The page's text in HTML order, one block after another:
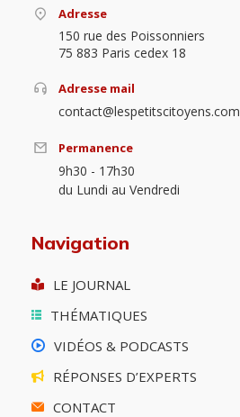
Adresse
150 rue des Poissonniers
75 883 Paris cedex 18
Adresse mail
contact@lespetitscitoyens.com
Permanence
9h30 - 17h30
du Lundi au Vendredi
Navigation
LE JOURNAL
THÉMATIQUES
VIDÉOS & PODCASTS
RÉPONSES D’EXPERTS
CONTACT